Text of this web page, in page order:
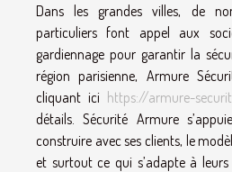
Dans les grandes villes, de
particuliers font appel aux
gardiennage pour garantir la
région parisienne, Armure
cliquant ici https://armure-
détails. Sécurité Armure
construire avec ses clients, le
et surtout ce qui s’adapte à